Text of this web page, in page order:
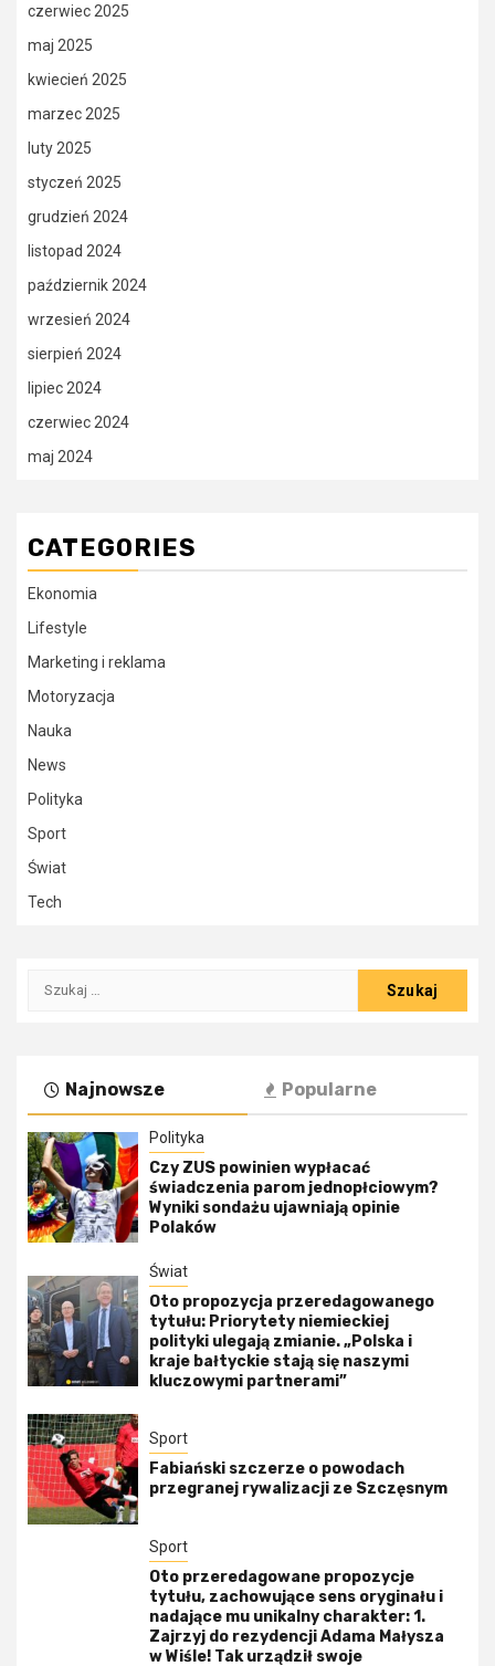
czerwiec 2025
maj 2025
kwiecień 2025
marzec 2025
luty 2025
styczeń 2025
grudzień 2024
listopad 2024
październik 2024
wrzesień 2024
sierpień 2024
lipiec 2024
czerwiec 2024
maj 2024
CATEGORIES
Ekonomia
Lifestyle
Marketing i reklama
Motoryzacja
Nauka
News
Polityka
Sport
Świat
Tech
Szukaj:
Najnowsze Popularne
Polityka
Czy ZUS powinien wypłacać
świadczenia parom jednopłciowym?
Wyniki sondażu ujawniają opinie
Polaków
Świat
Oto propozycja przeredagowanego
tytułu: Priorytety niemieckiej
polityki ulegają zmianie. „Polska i
kraje bałtyckie stają się naszymi
kluczowymi partnerami”
Sport
Fabiański szczerze o powodach
przegranej rywalizacji ze Szczęsnym
Sport
Oto przeredagowane propozycje
tytułu, zachowujące sens oryginału i
nadające mu unikalny charakter: 1.
Zajrzyj do rezydencji Adama Małysza
w Wiśle! Tak urządził swoje